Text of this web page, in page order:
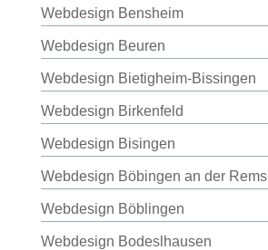
Webdesign Bensheim
Webdesign Beuren
Webdesign Bietigheim-Bissingen
Webdesign Birkenfeld
Webdesign Bisingen
Webdesign Böbingen an der Rems
Webdesign Böblingen
Webdesign Bodeslhausen